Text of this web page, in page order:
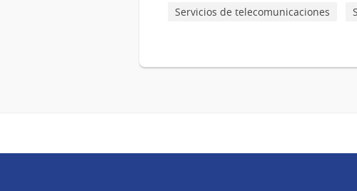
Servicios de telecomunicaciones